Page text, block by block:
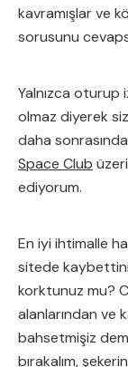
kavramışlar ve
sorusunu
Yalnızca oturup
olmaz diyerek
daha
Space Club
ediyorum.
En iyi ihtimalle
sitede
korktunuz mu?
alanlarından ve
bahsetmişiz
bırakalım,